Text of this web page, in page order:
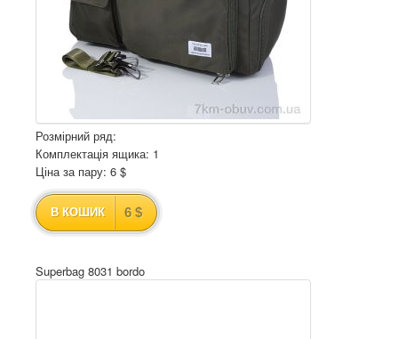
Розмірний ряд:
Комплектація ящика: 1
Ціна за пару: 6 $
В КОШИК 6 $
Superbag 8031 bordo